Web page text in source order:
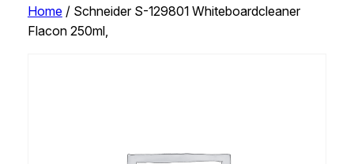
Home/ Schneider S-129801 Whiteboardcleaner
Flacon 250ml,